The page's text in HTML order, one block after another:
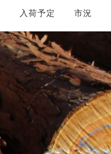
入荷予定 市況